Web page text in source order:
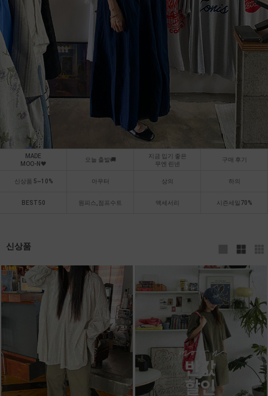
MADE
MOO-N🖤
오늘 출발🚚
지금 입기 좋은
무엔 린넨
구매 후기
신상품 5~10% 아우터 상의 하의
BEST 50 원피스,점프수트 액세서리 시즌세일70%
신상품